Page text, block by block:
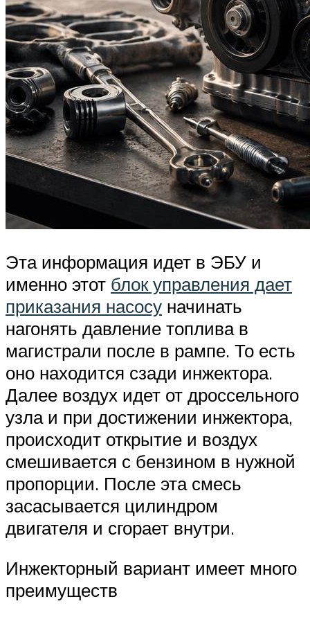
Эта информация идет в ЭБУ и
именно этот блок управления дает
приказания насосу начинать
нагонять давление топлива в
магистрали после в рампе. То есть
оно находится сзади инжектора.
Далее воздух идет от дроссельного
узла и при достижении инжектора,
происходит открытие и воздух
смешивается с бензином в нужной
пропорции. После эта смесь
засасывается цилиндром
двигателя и сгорает внутри.
Инжекторный вариант имеет много
преимуществ